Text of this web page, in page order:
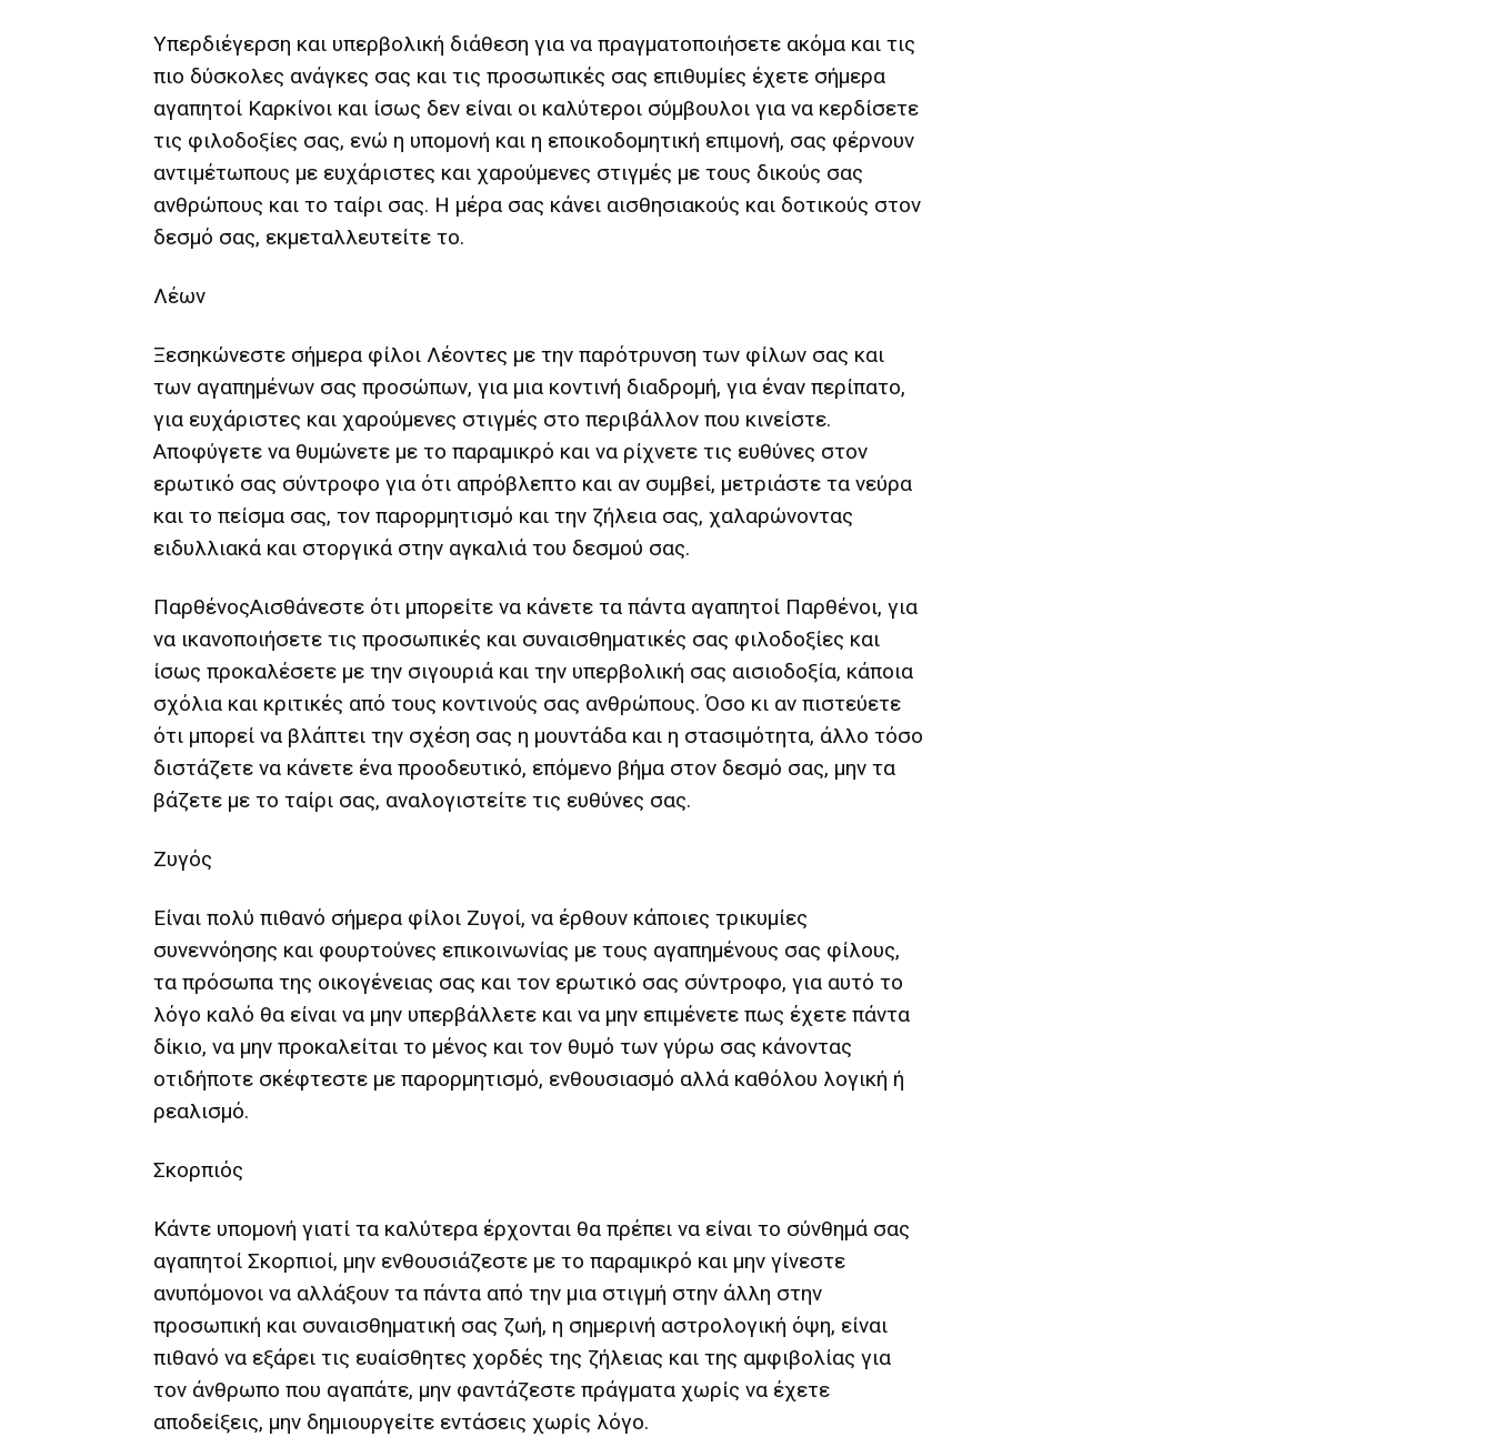
Υπερδιέγερση και υπερβολική διάθεση για να πραγματοποιήσετε ακόμα και τις
πιο δύσκολες ανάγκες σας και τις προσωπικές σας επιθυμίες έχετε σήμερα
αγαπητοί Καρκίνοι και ίσως δεν είναι οι καλύτεροι σύμβουλοι για να κερδίσετε
τις φιλοδοξίες σας, ενώ η υπομονή και η εποικοδομητική επιμονή, σας φέρνουν
αντιμέτωπους με ευχάριστες και χαρούμενες στιγμές με τους δικούς σας
ανθρώπους και το ταίρι σας. Η μέρα σας κάνει αισθησιακούς και δοτικούς στον
δεσμό σας, εκμεταλλευτείτε το.
Λέων
Ξεσηκώνεστε σήμερα φίλοι Λέοντες με την παρότρυνση των φίλων σας και
των αγαπημένων σας προσώπων, για μια κοντινή διαδρομή, για έναν περίπατο,
για ευχάριστες και χαρούμενες στιγμές στο περιβάλλον που κινείστε.
Αποφύγετε να θυμώνετε με το παραμικρό και να ρίχνετε τις ευθύνες στον
ερωτικό σας σύντροφο για ότι απρόβλεπτο και αν συμβεί, μετριάστε τα νεύρα
και το πείσμα σας, τον παρορμητισμό και την ζήλεια σας, χαλαρώνοντας
ειδυλλιακά και στοργικά στην αγκαλιά του δεσμού σας.
ΠαρθένοςΑισθάνεστε ότι μπορείτε να κάνετε τα πάντα αγαπητοί Παρθένοι, για
να ικανοποιήσετε τις προσωπικές και συναισθηματικές σας φιλοδοξίες και
ίσως προκαλέσετε με την σιγουριά και την υπερβολική σας αισιοδοξία, κάποια
σχόλια και κριτικές από τους κοντινούς σας ανθρώπους. Όσο κι αν πιστεύετε
ότι μπορεί να βλάπτει την σχέση σας η μουντάδα και η στασιμότητα, άλλο τόσο
διστάζετε να κάνετε ένα προοδευτικό, επόμενο βήμα στον δεσμό σας, μην τα
βάζετε με το ταίρι σας, αναλογιστείτε τις ευθύνες σας.
Ζυγός
Είναι πολύ πιθανό σήμερα φίλοι Ζυγοί, να έρθουν κάποιες τρικυμίες
συνεννόησης και φουρτούνες επικοινωνίας με τους αγαπημένους σας φίλους,
τα πρόσωπα της οικογένειας σας και τον ερωτικό σας σύντροφο, για αυτό το
λόγο καλό θα είναι να μην υπερβάλλετε και να μην επιμένετε πως έχετε πάντα
δίκιο, να μην προκαλείται το μένος και τον θυμό των γύρω σας κάνοντας
οτιδήποτε σκέφτεστε με παρορμητισμό, ενθουσιασμό αλλά καθόλου λογική ή
ρεαλισμό.
Σκορπιός
Κάντε υπομονή γιατί τα καλύτερα έρχονται θα πρέπει να είναι το σύνθημά σας
αγαπητοί Σκορπιοί, μην ενθουσιάζεστε με το παραμικρό και μην γίνεστε
ανυπόμονοι να αλλάξουν τα πάντα από την μια στιγμή στην άλλη στην
προσωπική και συναισθηματική σας ζωή, η σημερινή αστρολογική όψη, είναι
πιθανό να εξάρει τις ευαίσθητες χορδές της ζήλειας και της αμφιβολίας για
τον άνθρωπο που αγαπάτε, μην φαντάζεστε πράγματα χωρίς να έχετε
αποδείξεις, μην δημιουργείτε εντάσεις χωρίς λόγο.